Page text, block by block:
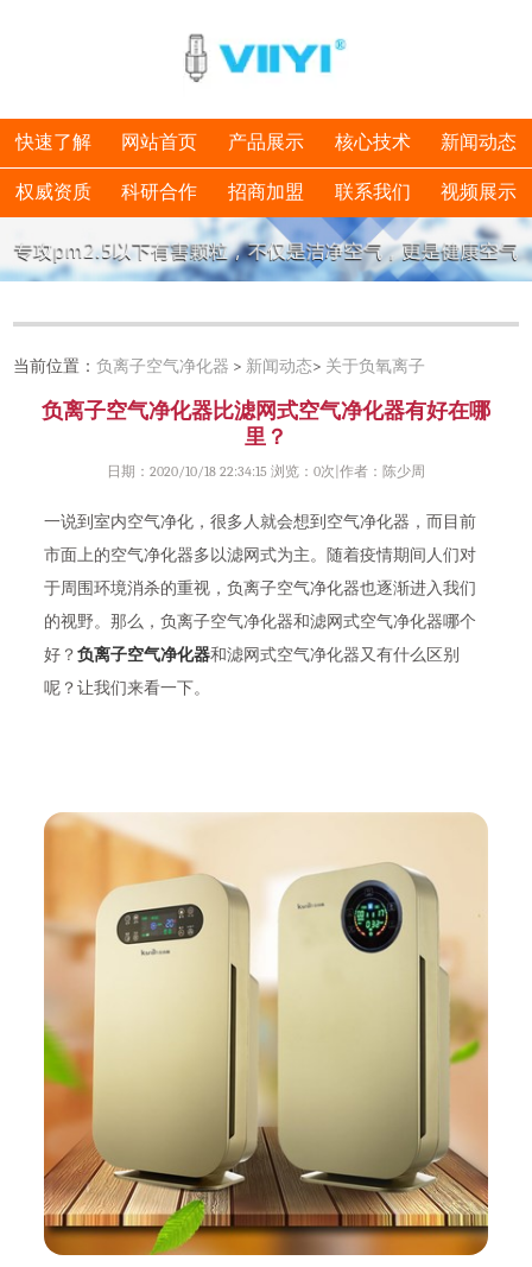
快速了解 网站首页 产品展示 核心技术 新闻动态
权威资质 科研合作 招商加盟 联系我们 视频展示
当前位置：负离子空气净化器 > 新闻动态> 关于负氧离子
​负离子空气净化器比滤网式空气净化器有好在哪
里？
日期：2020/10/18 22:34:15 浏览： 0次|作者：陈少周
一说到室内空气净化，很多人就会想到空气净化器，而目前
市面上的空气净化器多以滤网式为主。随着疫情期间人们对
于周围环境消杀的重视，负离子空气净化器也逐渐进入我们
的视野。那么，负离子空气净化器和滤网式空气净化器哪个
好？负离子空气净化器和滤网式空气净化器又有什么区别
呢？让我们来看一下。